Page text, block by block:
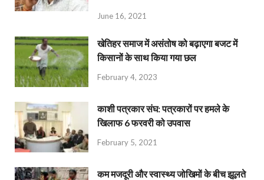
June 16, 2021
खेतिहर समाज में असंतोष को बढ़ाएगा बजट में
किसानों के साथ किया गया छल
February 4, 2023
काशी पत्रकार संघ: पत्रकारों पर हमले के
खिलाफ 6 फरवरी को उपवास
February 5, 2021
कम मजदूरी और स्वास्थ्य जोखिमों के बीच झूलते